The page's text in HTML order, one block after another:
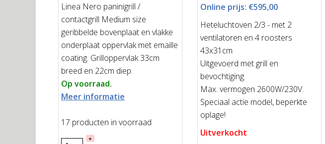
Linea Nero paninigrill /
contactgrill Medium size
geribbelde bovenplaat en vlakke
onderplaat oppervlak met emaille
coating. Grilloppervlak 33cm
breed en 22cm diep.
Op voorraad.
Meer informatie
17 producten in voorraad
+
Online prijs: €595,00
Heteluchtoven 2/3 - met 2
ventilatoren en 4 roosters
43x31cm
Uitgevoerd met grill en
bevochtiging.
Max. vermogen 2600W/230V.
Speciaal actie model, beperkte
oplage!
Uitverkocht